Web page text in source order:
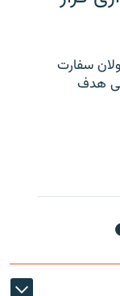
سفارت
هدف